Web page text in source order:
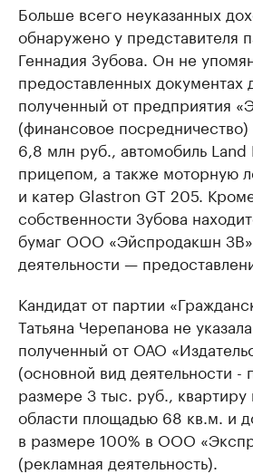
Больше всего неуказанных
обнаружено у представителя
Геннадия Зубова. Он не
предоставленных документах
полученный от предприятия
(финансовое
6,8 млн руб., автомобиль
прицепом, а также моторную
и катер Glastron GT 205.
собственности Зубова
бумаг ООО «Эйспродакшн
деятельности —
Кандидат от партии
Татьяна Черепанова не
полученный от ОАО
(основной вид деятельности -
размере 3 тыс. руб., квартиру
области площадью 68 кв.м. и
в размере 100% в ООО
(рекламная деятельность).